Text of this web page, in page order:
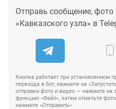
Отправь сообщение, фото
«Кавказского узла» в
Кнопка работает при установленном
перехода в бот, нажмите на
отправки фото и видео — нажмите на
функцию «Файл», затем отметьте
нажмите «Отправить».